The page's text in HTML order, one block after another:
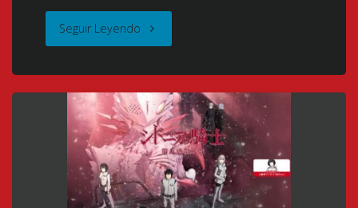
ル
バ
ム
-)
Collection
[2025]
[02/
¿?]
[Flac/Mp3]"
Seguir Leyendo "Stellar
(Project
Eve)
(스
텔